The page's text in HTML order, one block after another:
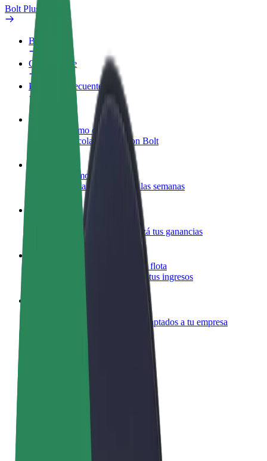
Bolt Plus
Beneficios
Cómo unirse
Preguntas frecuentes
Colaborar como conductor
Gana dinero colaborando con Bolt
Colaborar como repartidor
Repartí comida y cobrá todas las semanas
Añadir un restaurante o tienda
Llegá a más clientes y maximizá tus ganancias
Registrarse como propietario de flota
Añadí tu flota a Bolt y potenciá tus ingresos
Productos y servicios de Bolt adaptados a tu empresa